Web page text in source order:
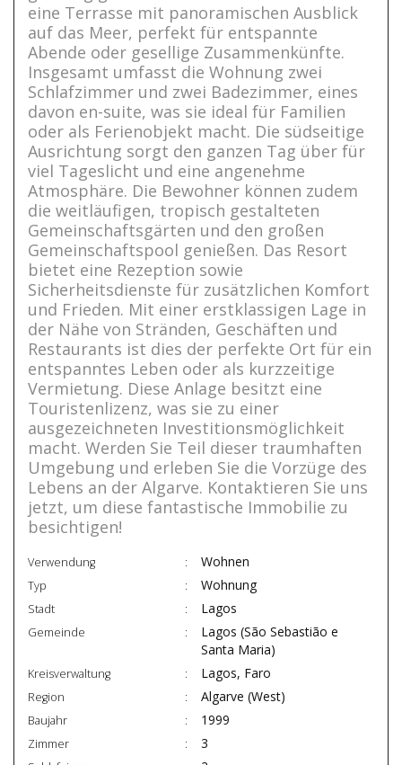
eine Terrasse mit panoramischen Ausblick
auf das Meer, perfekt für entspannte
Abende oder gesellige Zusammenkünfte.
Insgesamt umfasst die Wohnung zwei
Schlafzimmer und zwei Badezimmer, eines
davon en-suite, was sie ideal für Familien
oder als Ferienobjekt macht. Die südseitige
Ausrichtung sorgt den ganzen Tag über für
viel Tageslicht und eine angenehme
Atmosphäre. Die Bewohner können zudem
die weitläufigen, tropisch gestalteten
Gemeinschaftsgärten und den großen
Gemeinschaftspool genießen. Das Resort
bietet eine Rezeption sowie
Sicherheitsdienste für zusätzlichen Komfort
und Frieden. Mit einer erstklassigen Lage in
der Nähe von Stränden, Geschäften und
Restaurants ist dies der perfekte Ort für ein
entspanntes Leben oder als kurzzeitige
Vermietung. Diese Anlage besitzt eine
Touristenlizenz, was sie zu einer
ausgezeichneten Investitionsmöglichkeit
macht. Werden Sie Teil dieser traumhaften
Umgebung und erleben Sie die Vorzüge des
Lebens an der Algarve. Kontaktieren Sie uns
jetzt, um diese fantastische Immobilie zu
besichtigen!
Verwendung Wohnen
Typ Wohnung
Stadt Lagos
Gemeinde
Lagos (São Sebastião e
Santa Maria)
Kreisverwaltung Lagos, Faro
Region Algarve (West)
Baujahr 1999
Zimmer 3